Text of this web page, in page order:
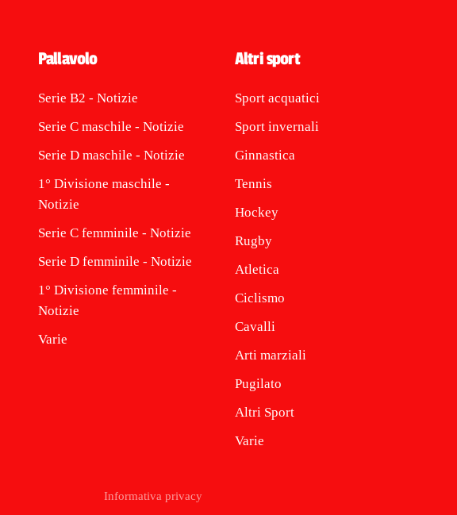
Pallavolo
Serie B2 - Notizie
Serie C maschile - Notizie
Serie D maschile - Notizie
1° Divisione maschile -
Notizie
Serie C femminile - Notizie
Serie D femminile - Notizie
1° Divisione femminile -
Notizie
Varie
Altri sport
Sport acquatici
Sport invernali
Ginnastica
Tennis
Hockey
Rugby
Atletica
Ciclismo
Cavalli
Arti marziali
Pugilato
Altri Sport
Varie
Informativa privacy